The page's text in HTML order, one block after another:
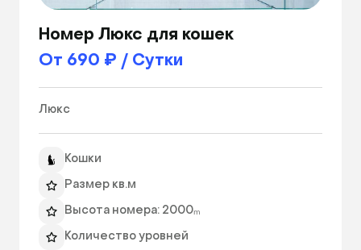
Номер Люкс для кошек
От 690 ₽ / Сутки
Люкс
Кошки
Размер кв.м
Высота номера: 2000ₘ
Количество уровней